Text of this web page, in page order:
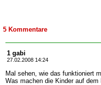
5 Kommentare
1 gabi
27.02.2008 14:24
Mal sehen, wie das funktioniert
Was machen die Kinder auf dem